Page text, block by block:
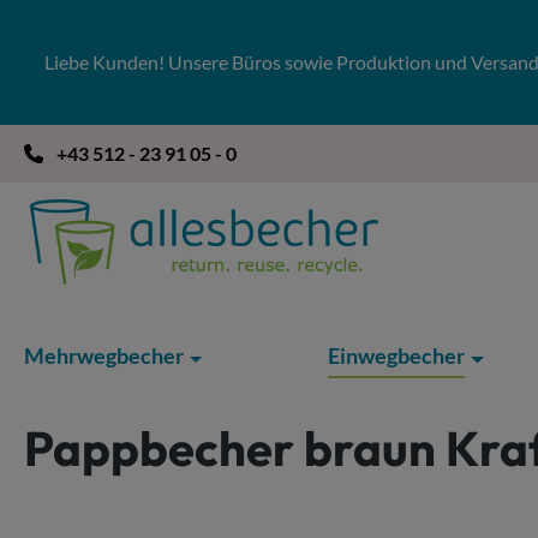
Liebe Kunden! Unsere Büros sowie Produktion und
+43 512 - 23 91 05 - 0
Mehrwegbecher Einwegbecher
Pappbecher braun